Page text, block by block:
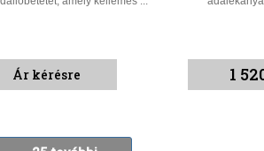
Ár kérésre 1